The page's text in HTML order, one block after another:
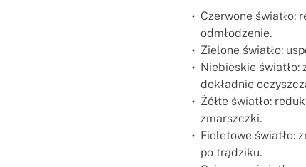
Czerwone światło:
odmłodzenie.
Zielone światło:
Niebieskie światło:
dokładnie
Żółte światło:
zmarszczki.
Fioletowe światło:
po trądziku.